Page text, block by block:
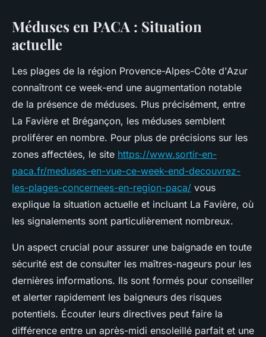
Méduses en PACA : Situation
actuelle
Les plages de la région Provence-Alpes-Côte d'Azur
connaîtront ce week-end une augmentation notable
de la présence de méduses. Plus précisément, entre
La Favière et Brégançon, les méduses semblent
proliférer en nombre. Pour plus de précisions sur les
zones affectées, le site https://www.sortir-en-
paca.fr/meduses-en-vue-ce-week-end-decouvrez-
les-plages-concernees-en-region-paca/ vous
explique la situation actuelle et incluant La Favière, où
les signalements sont particulièrement nombreux.
Un aspect crucial pour assurer une baignade en toute
sécurité est de consulter les maîtres-nageurs pour les
dernières informations. Ils sont formés pour conseiller
et alerter rapidement les baigneurs des risques
potentiels. Écouter leurs directives peut faire la
différence entre un après-midi ensoleillé parfait et une